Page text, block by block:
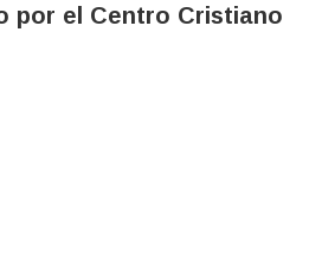
por el Centro Cristiano